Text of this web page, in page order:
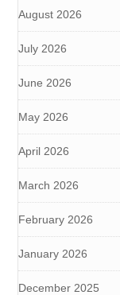
August 2026
July 2026
June 2026
May 2026
April 2026
March 2026
February 2026
January 2026
December 2025